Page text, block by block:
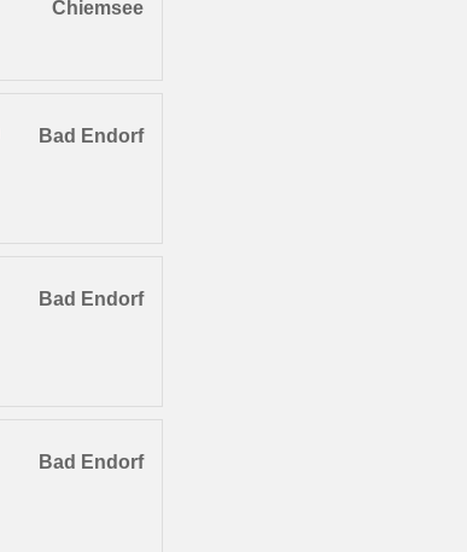
Chiemsee
Bad Endorf
Bad Endorf
Bad Endorf